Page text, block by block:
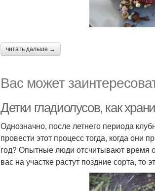
читать дальше →
Вас может
Детки гладиолусов, как
Однозначно, после летнего периода
провести этот процесс тогда, когда они
год? Опытные люди отсчитывают время
вас на участке растут поздние сорта, то